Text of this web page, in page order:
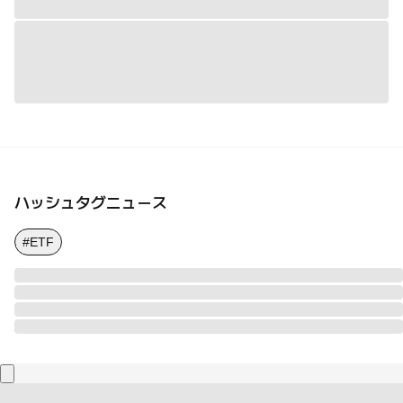
ハッシュタグニュース
#ETF